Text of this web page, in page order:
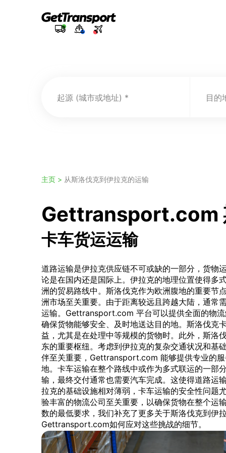
起源 (城市或地址) 目的
主页 > 从斯洛伐克到伊拉克的运输
Gettransport.com
卡车货运运输
道路运输是伊拉克供应链不可或缺的一部分，货物
论是在国内还是国际上。伊拉克的地理位置使得多
洲的贸易路线中。斯洛伐克作为欧洲腹地的重要节
洲市场至关重要。由于距离较远且跨越大陆，通常
运输。Gettransport.com 平台可以提供全面的物
确保货物能够安全、及时地送达目的地。斯洛伐克
益，尤其是在处理中等规模的货物时。此外，斯洛
东的重要枢纽。考虑到伊拉克的复杂交通状况和基
伴至关重要，Gettransport.com 能够提供专业的
地。卡车运输在整个路线中或作为多式联运的一部
输，最终交付通常也需要汽车完成。这使得道路运
拉克的基础设施相对薄弱，卡车运输的安全性问题
验丰富的物流公司至关重要，以确保货物在整个运
数的最低要求，我们补充了更多关于斯洛伐克到伊
Gettransport.com如何应对这些挑战的细节。